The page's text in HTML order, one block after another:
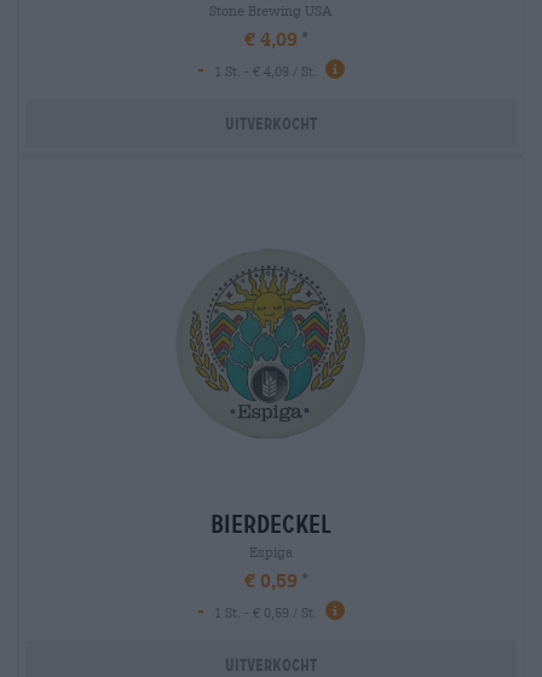
Stone Brewing USA
€ 4,09
-
1 St. - € 4,09 / St.
Uitverkocht
bierdeckel
Espiga
€ 0,59
-
1 St. - € 0,59 / St.
Uitverkocht